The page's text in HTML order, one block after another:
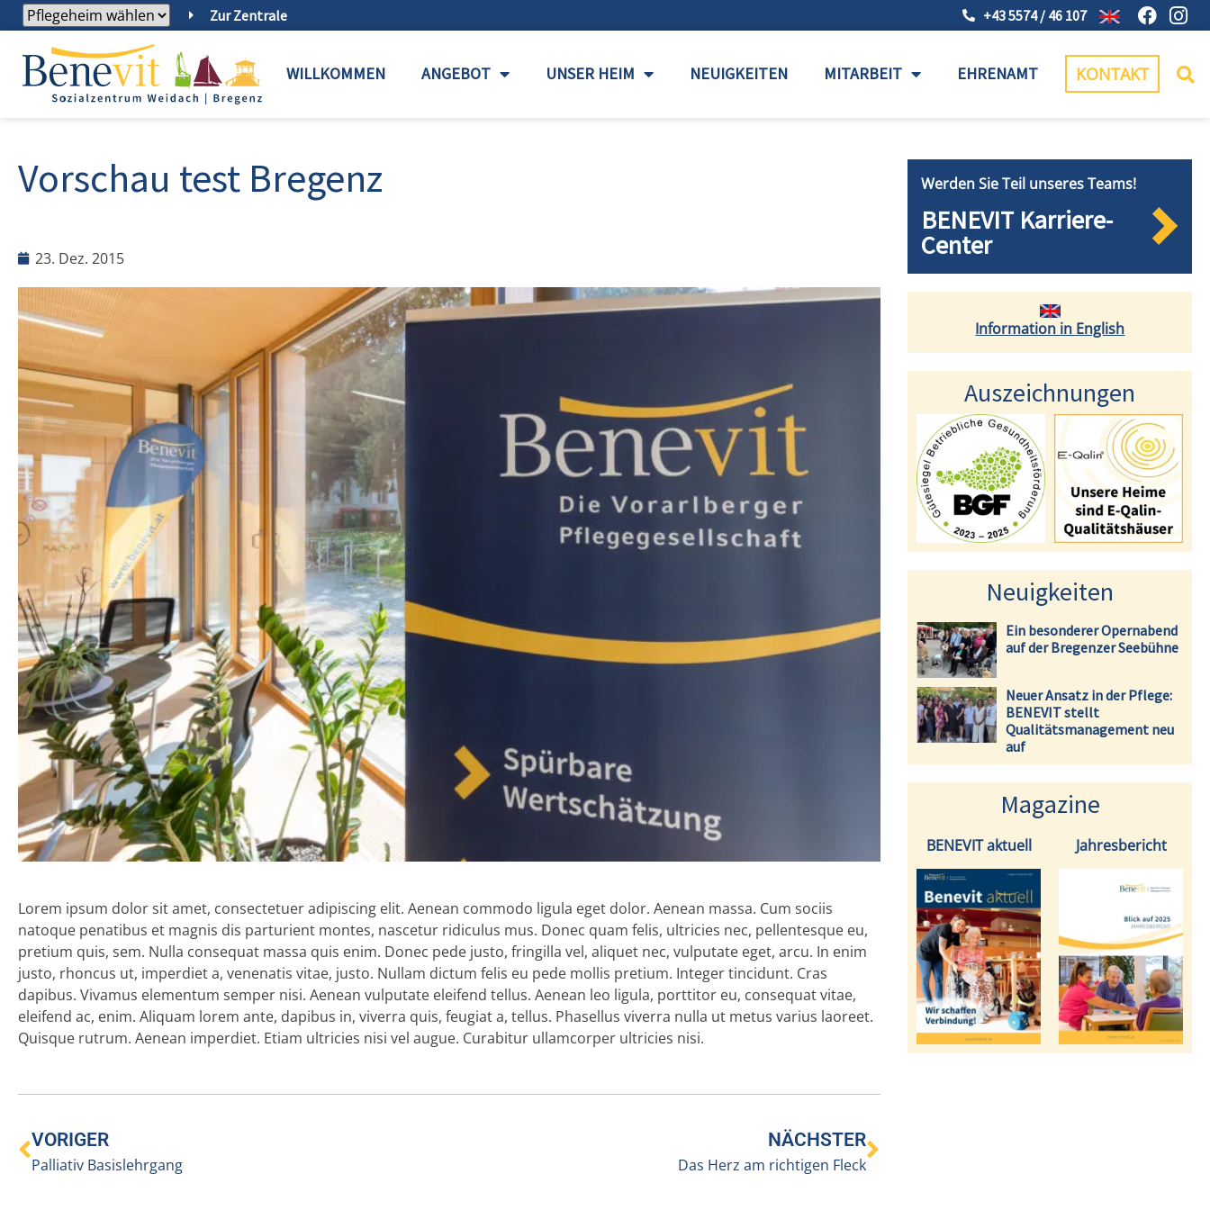
Zur Zentrale +43 5574 / 46 107
WILLKOMMEN ANGEBOT UNSER HEIM NEUIGKEITEN MITARBEIT EHRENAMT KONTAKT
Vorschau test Bregenz
23. Dez. 2015
Lorem ipsum dolor sit amet, consectetuer adipiscing elit. Aenean commodo ligula eget dolor. Aenean massa. Cum sociis
natoque penatibus et magnis dis parturient montes, nascetur ridiculus mus. Donec quam felis, ultricies nec, pellentesque eu,
pretium quis, sem. Nulla consequat massa quis enim. Donec pede justo, fringilla vel, aliquet nec, vulputate eget, arcu. In enim
justo, rhoncus ut, imperdiet a, venenatis vitae, justo. Nullam dictum felis eu pede mollis pretium. Integer tincidunt. Cras
dapibus. Vivamus elementum semper nisi. Aenean vulputate eleifend tellus. Aenean leo ligula, porttitor eu, consequat vitae,
eleifend ac, enim. Aliquam lorem ante, dapibus in, viverra quis, feugiat a, tellus. Phasellus viverra nulla ut metus varius laoreet.
Quisque rutrum. Aenean imperdiet. Etiam ultricies nisi vel augue. Curabitur ullamcorper ultricies nisi.
VORIGER
Palliativ Basislehrgang
NÄCHSTER
Das Herz am richtigen Fleck
Werden Sie Teil unseres Teams!
BENEVIT Karriere-
Center
Information in English
Auszeichnungen
Neuigkeiten
Ein besonderer Opernabend
auf der Bregenzer Seebühne
Neuer Ansatz in der Pflege:
BENEVIT stellt
Qualitätsmanagement neu
auf
Magazine
BENEVIT aktuell Jahresbericht